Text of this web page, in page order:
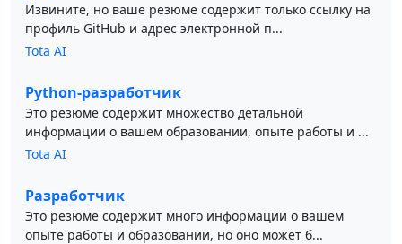
Извините, но ваше резюме содержит только ссылку на
профиль GitHub и адрес электронной п...
Tota AI
Python-разработчик
Это резюме содержит множество детальной
информации о вашем образовании, опыте работы и ...
Tota AI
Разработчик
Это резюме содержит много информации о вашем
опыте работы и образовании, но оно может б...